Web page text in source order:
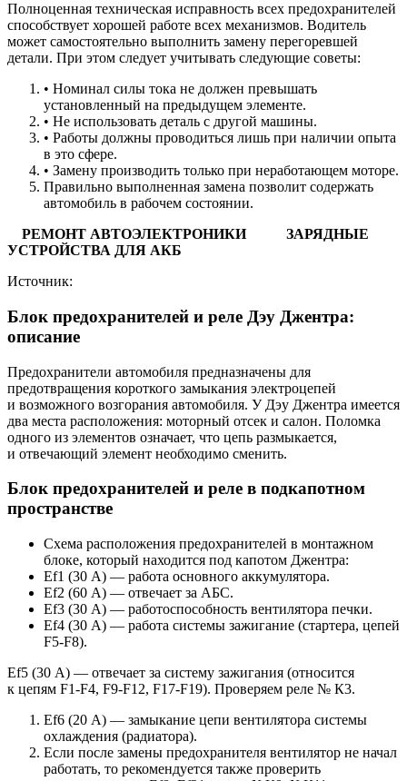
Полноценная техническая исправность всех предохранителей
способствует хорошей работе всех механизмов. Водитель
может самостоятельно выполнить замену перегоревшей
детали. При этом следует учитывать следующие советы:
• Номинал силы тока не должен превышать
установленный на предыдущем элементе.
• Не использовать деталь с другой машины.
• Работы должны проводиться лишь при наличии опыта
в это сфере.
• Замену производить только при неработающем моторе.
Правильно выполненная замена позволит содержать
автомобиль в рабочем состоянии.
РЕМОНТ АВТОЭЛЕКТРОНИКИ
ЗАРЯДНЫЕ
УСТРОЙСТВА ДЛЯ АКБ
Источник:
Блок предохранителей и реле Дэу Джентра:
описание
Предохранители автомобиля предназначены для
предотвращения короткого замыкания электроцепей
и возможного возгорания автомобиля. У Дэу Джентра имеется
два места расположения: моторный отсек и салон. Поломка
одного из элементов означает, что цепь размыкается,
и отвечающий элемент необходимо сменить.
Блок предохранителей и реле в подкапотном
пространстве
Схема расположения предохранителей в монтажном
блоке, который находится под капотом Джентра:
Ef1 (30 А) — работа основного аккумулятора.
Ef2 (60 А) — отвечает за АБС.
Ef3 (30 А) — работоспособность вентилятора печки.
Ef4 (30 А) — работа системы зажигание (стартера, цепей
F5-F8).
Ef5 (30 А) — отвечает за систему зажигания (относится
к цепям F1-F4, F9-F12, F17-F19). Проверяем реле № К3.
Ef6 (20 А) — замыкание цепи вентилятора системы
охлаждения (радиатора).
Если после замены предохранителя вентилятор не начал
работать, то рекомендуется также проверить